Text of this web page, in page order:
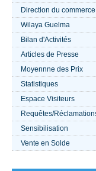
TEXTES 2021
ACTUALITÉS
????
Direction du commerce
Wilaya Guelma
Bilan d'Activités
Articles de Presse
Moyennne des Prix
Statistiques
Espace Visiteurs
Requêtes/
Sensibilisation
Vente en Solde